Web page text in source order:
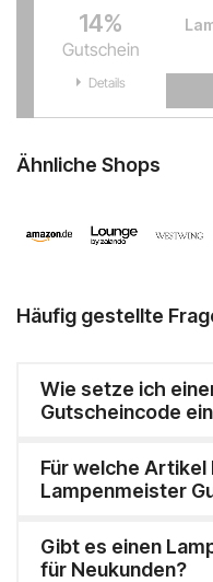
14%
Gutschein
Details
Ähnliche Shops
Häufig gestellte
Wie setze ich
Gutscheincode
Für welche Artikel
Lampenmeister
Gibt es einen
für Neukunden?